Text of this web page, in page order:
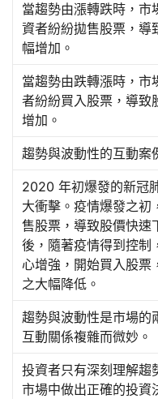
當趨勢由漲轉跌時，市
資者紛紛拋售股票，導
幅增加。
當趨勢由跌轉漲時，市
者紛紛買入股票，導致
增加。
趨勢與波動性的互動案
2020 年初爆發的新冠
大衝擊。疫情爆發之初
售股票，導致股價快速
後，隨著疫情得到控制
心增強，開始買入股票
之大幅降低。
趨勢與波動性是市場的
互動關係複雜而微妙。
投資者只有深刻理解趨